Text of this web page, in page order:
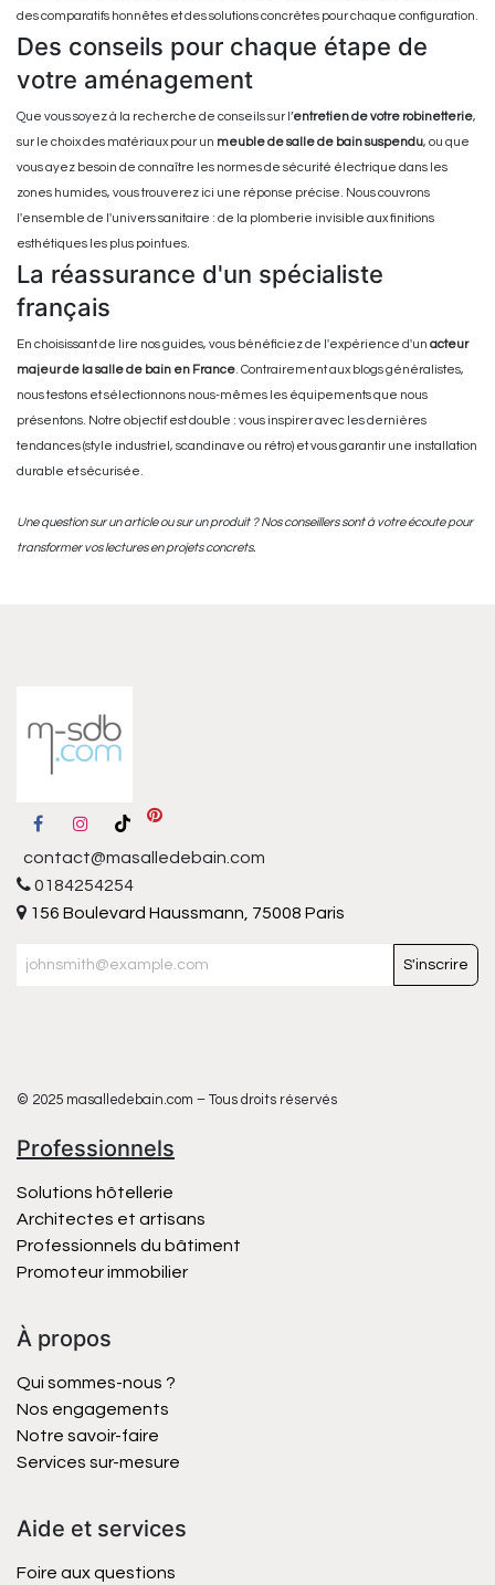
des comparatifs honnêtes et des solutions concrètes pour chaque configuration.
Des conseils pour chaque étape de
votre aménagement
Que vous soyez à la recherche de conseils sur l’entretien de votre robinetterie,
sur le choix des matériaux pour un meuble de salle de bain suspendu, ou que
vous ayez besoin de connaître les normes de sécurité électrique dans les
zones humides, vous trouverez ici une réponse précise. Nous couvrons
l'ensemble de l'univers sanitaire : de la plomberie invisible aux finitions
esthétiques les plus pointues.
La réassurance d'un spécialiste
français
En choisissant de lire nos guides, vous bénéficiez de l'expérience d'un acteur
majeur de la salle de bain en France . Contrairement aux blogs généralistes,
nous testons et sélectionnons nous-mêmes les équipements que nous
présentons. Notre objectif est double : vous inspirer avec les dernières
tendances (style industriel, scandinave ou rétro) et vous garantir une installation
durable et sécurisée.
Une question sur un article ou sur un produit ? Nos conseillers sont à votre écoute pour
transformer vos lectures en projets concrets.
contact@masalledebain.com
0184254254
156 Boulevard Haussmann, 75008 Paris
S'inscrire
© 2025 masalledebain.com – Tous droits réservés
Professionnels
Solutions hôtellerie
Architectes et artisans
Professionnels du bâtiment
Promoteur immobilier
À propos
Qui sommes-nous ?
Nos engagements
Notre savoir-faire
Services sur-mesure
Aide et services
Foire aux questions